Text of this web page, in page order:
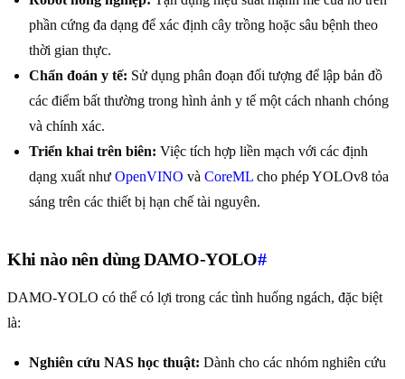
phần cứng đa dạng để xác định cây trồng hoặc sâu bệnh theo
thời gian thực.
Chẩn đoán y tế: Sử dụng phân đoạn đối tượng để lập bản đồ
các điểm bất thường trong hình ảnh y tế một cách nhanh chóng
và chính xác.
Triển khai trên biên: Việc tích hợp liền mạch với các định
dạng xuất như OpenVINO và CoreML cho phép YOLOv8 tỏa
sáng trên các thiết bị hạn chế tài nguyên.
Khi nào nên dùng DAMO-YOLO#
DAMO-YOLO có thể có lợi trong các tình huống ngách, đặc biệt
là:
Nghiên cứu NAS học thuật: Dành cho các nhóm nghiên cứu